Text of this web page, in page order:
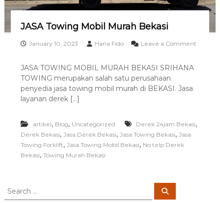
JASA Towing Mobil Murah Bekasi
January 10, 2023 Hana Fido
Leave a Comment
J
S
A
w
i
g
M
l
JASA TOWING MOBIL MURAH BEKASI SRIHANA
TOWING merupakan salah satu perusahaan
penyedia jasa towing mobil murah di BEKASI. Jasa
layanan derek […]
artikel, Blog, Uncategorized Derek 24jam Bekasi,
Derek Bekasi, Jasa Derek Bekasi, Jasa Towing Bekasi, Jasa
Towing Forklift, Jasa Towing Mobil Bekasi, No telp Derek
Bekasi, Towing Murah Bekasi
S
S